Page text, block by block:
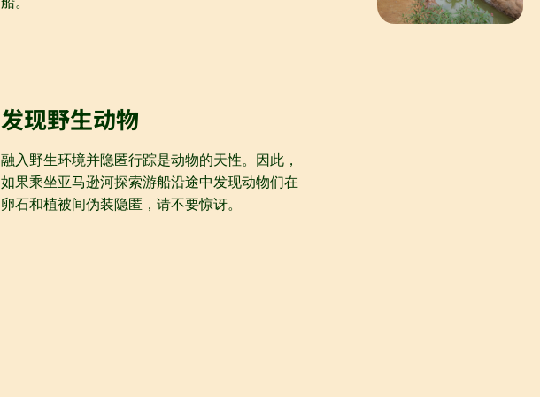
发现野生动物
融入野生环境并隐匿行踪是动物的天性。因此，
如果乘坐亚马逊河探索游船沿途中发现动物们在
卵石和植被间伪装隐匿，请不要惊讶。